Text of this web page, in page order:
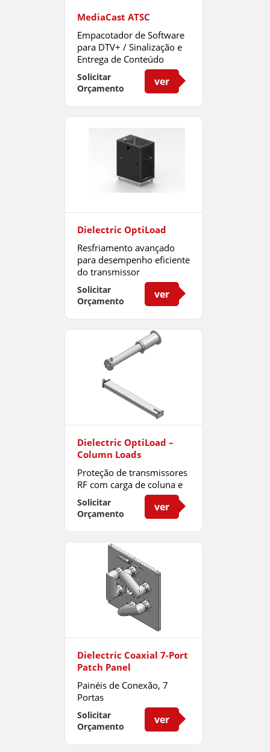
MediaCast ATSC
Empacotador de Software
para DTV+ / Sinalização e
Entrega de Conteúdo
Solicitar
Orçamento
ver
Dielectric OptiLoad
Resfriamento avançado
para desempenho eficiente
do transmissor
Solicitar
Orçamento
ver
Dielectric OptiLoad –
Column Loads
Proteção de transmissores
RF com carga de coluna e
resfriamento.
Solicitar
Orçamento
ver
Dielectric Coaxial 7-Port
Patch Panel
Painéis de Conexão, 7
Portas
Solicitar
Orçamento
ver